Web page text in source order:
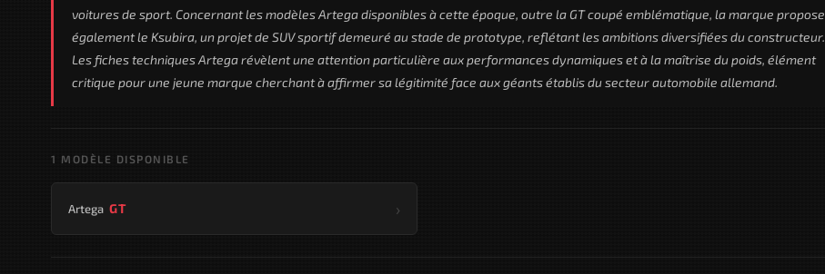
voitures de sport. Concernant les modèles Artega disponibles à cette époque, outre la GT coupé emblématique, la marque propose
également le Ksubira, un projet de SUV sportif demeuré au stade de prototype, reflétant les ambitions diversifiées du constructeur.
Les fiches techniques Artega révèlent une attention particulière aux performances dynamiques et à la maîtrise du poids, élément
critique pour une jeune marque cherchant à affirmer sa légitimité face aux géants établis du secteur automobile allemand.
1 MODÈLE DISPONIBLE
Artega GT ›